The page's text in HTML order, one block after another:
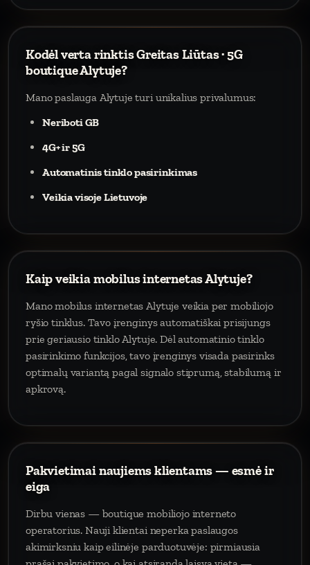
Kodėl verta rinktis Greitas Liūtas · 5G
boutique Alytuje?
Mano paslauga Alytuje turi unikalius privalumus:
Neriboti GB
4G+ ir 5G
Automatinis tinklo pasirinkimas
Veikia visoje Lietuvoje
Kaip veikia mobilus internetas Alytuje?
Mano mobilus internetas Alytuje veikia per mobiliojo
ryšio tinklus. Tavo įrenginys automatiškai prisijungs
prie geriausio tinklo Alytuje. Dėl automatinio tinklo
pasirinkimo funkcijos, tavo įrenginys visada pasirinks
optimalų variantą pagal signalo stiprumą, stabilumą ir
apkrovą.
Pakvietimai naujiems klientams — esmė ir
eiga
Dirbu vienas — boutique mobiliojo interneto
operatorius. Nauji klientai neperka paslaugos
akimirksniu kaip eilinėje parduotuvėje: pirmiausia